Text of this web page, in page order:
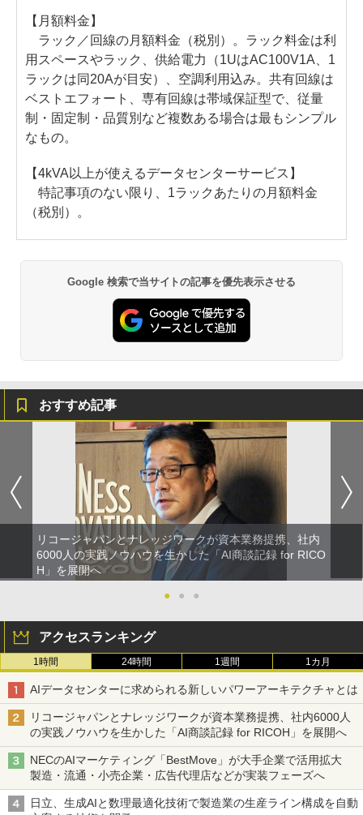
【月額料金】
ラック／回線の月額料金（税別）。ラック料金は利
用スペースやラック、供給電力（1UはAC100V1A、1
ラックは同20Aが目安）、空調利用込み。共有回線は
ベストエフォート、専有回線は帯域保証型で、従量
制・固定制・品質別など複数ある場合は最もシンプル
なもの。
【4kVA以上が使えるデータセンターサービス】
特記事項のない限り、1ラックあたりの月額料金
（税別）。
Google 検索で当サイトの記事を優先表示させる
おすすめ記事
リコージャパンとナレッジワークが資本業務提携、社内
6000人の実践ノウハウを生かした「AI商談記録 for RICO
H」を展開へ
●
● ●
アクセスランキング
1時間 24時間 1週間 1カ月
AIデータセンターに求められる新しいパワーアーキテクチャとは
リコージャパンとナレッジワークが資本業務提携、社内6000人
の実践ノウハウを生かした「AI商談記録 for RICOH」を展開へ
NECのAIマーケティング「BestMove」が大手企業で活用拡大
製造・流通・小売企業・広告代理店などが実装フェーズへ
日立、生成AIと数理最適化技術で製造業の生産ライン構成を自動